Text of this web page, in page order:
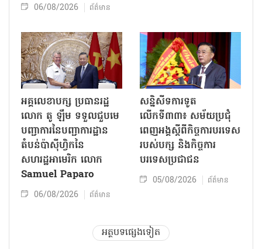
06/08/2026 ព័ត៌មាន
អគ្គលេខាបក្ស ប្រធានរដ្ឋ
លោក តូ ឡឹម ទទួលជួបមេ
បញ្ជាការនៃបញ្ជាការដ្ឋាន
តំបន់ប៉ាស៊ីហ្វិកនៃ
សហរដ្ឋអាមេរិក លោក
Samuel Paparo
06/08/2026 ព័ត៌មាន
សន្និសីទការទូត
លើកទី៣៣៖ សម័យប្រជុំ
ពេញអង្គស្តីពីកិច្ច​ការបរទេស
របស់​បក្ស និងកិច្ច​ការ
បរទេសប្រជាជន
05/08/2026 ព័ត៌មាន
អត្ថបទផ្សេងទៀត